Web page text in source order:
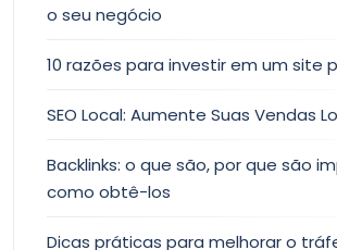
o seu negócio
10 razões para investir em um site
SEO Local: Aumente Suas Vendas
Backlinks: o que são, por que são
como obtê-los
Dicas práticas para melhorar o